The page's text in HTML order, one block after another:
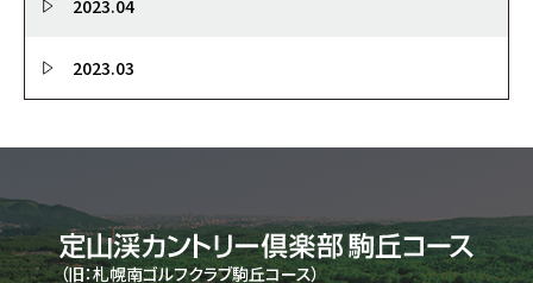
2023.04
2023.03
（旧：札幌南ゴルフクラブ駒丘コース）